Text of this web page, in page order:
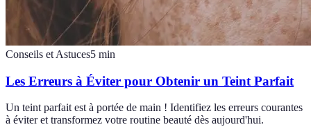
Conseils et Astuces5 min
Les Erreurs à Éviter pour Obtenir un Teint Parfait
Un teint parfait est à portée de main ! Identifiez les erreurs courantes
à éviter et transformez votre routine beauté dès aujourd'hui.